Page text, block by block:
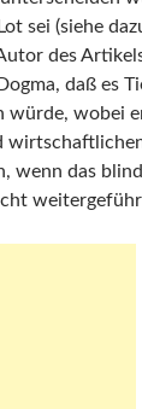
sei (siehe
des
daß es
würde, wobei
wenn das